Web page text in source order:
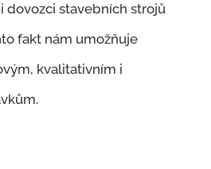
dovozci stavebních strojů
fakt nám umožňuje
kvalitativním i